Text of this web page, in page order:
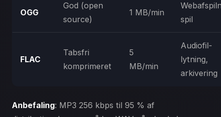
OGG
God (open
source)
1 MB/min
spil
FLAC
Tabsfri
komprimeret
5
MB/min
Audiofil-
lytning,
arkivering
Anbefaling: MP3 256 kbps til 95 % af